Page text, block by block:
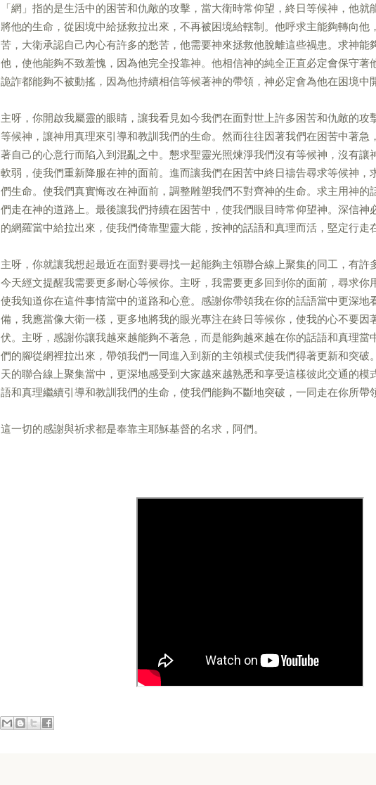
「網」指的是生活中的困苦和仇敵的攻擊，當大衛時常仰望，終日等候神，他就
將他的生命，從困境中給拯救拉出來，不再被困境給轄制。他呼求主能夠轉向他
苦，大衛承認自己內心有許多的愁苦，他需要神來拯救他脫離這些禍患。求神能
他，使他能夠不致羞愧，因為他完全投靠神。他相信神的純全正直必定會保守著
詭詐都能夠不被動搖，因為他持續相信等候著神的帶領，神必定會為他在困境中
主呀，你開啟我屬靈的眼睛，讓我看見如今我們在面對世上許多困苦和仇敵的攻
等候神，讓神用真理來引導和教訓我們的生命。然而往往因著我們在困苦中著急
著自己的心意行而陷入到混亂之中。懇求聖靈光照煉淨我們沒有等候神，沒有讓
軟弱，使我們重新降服在神的面前。進而讓我們在困苦中終日禱告尋求等候神，
們生命。使我們真實悔改在神面前，調整雕塑我們不對齊神的生命。求主用神的
們走在神的道路上。最後讓我們持續在困苦中，使我們眼目時常仰望神。深信神
的網羅當中給拉出來，使我們倚靠聖靈大能，按神的話語和真理而活，堅定行走
主呀，你就讓我想起最近在面對要尋找一起能夠主領聯合線上聚集的同工，有許
今天經文提醒我需要更多耐心等候你。主呀，我需要更多回到你的面前，尋求你
使我知道你在這件事情當中的道路和心意。感謝你帶領我在你的話語當中更深地
備，我應當像大衛一樣，更多地將我的眼光專注在終日等候你，使我的心不要因
伏。主呀，感謝你讓我越來越能夠不著急，而是能夠越來越在你的話語和真理當
們的腳從網裡拉出來，帶領我們一同進入到新的主領模式使我們得著更新和突破
天的聯合線上聚集當中，更深地感受到大家越來越熟悉和享受這樣彼此交通的模
語和真理繼續引導和教訓我們的生命，使我們能夠不斷地突破，一同走在你所帶
這一切的感謝與祈求都是奉靠主耶穌基督的名求，阿們。